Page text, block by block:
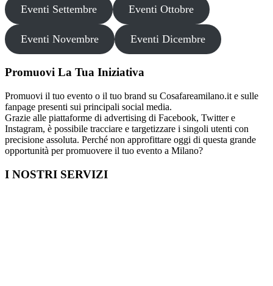
Eventi Settembre Eventi Ottobre
Eventi Novembre Eventi Dicembre
Promuovi La Tua Iniziativa
Promuovi il tuo evento o il tuo brand su Cosafareamilano.it e sulle
fanpage presenti sui principali social media.
Grazie alle piattaforme di advertising di Facebook, Twitter e
Instagram, è possibile tracciare e targetizzare i singoli utenti con
precisione assoluta. Perché non approfittare oggi di questa grande
opportunità per promuovere il tuo evento a Milano?
I NOSTRI SERVIZI